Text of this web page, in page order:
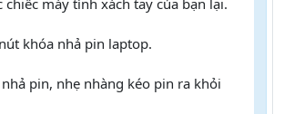
chiếc máy tính xách tay của bạn lại.
khóa nhả pin laptop.
pin, nhẹ nhàng kéo pin ra khỏi